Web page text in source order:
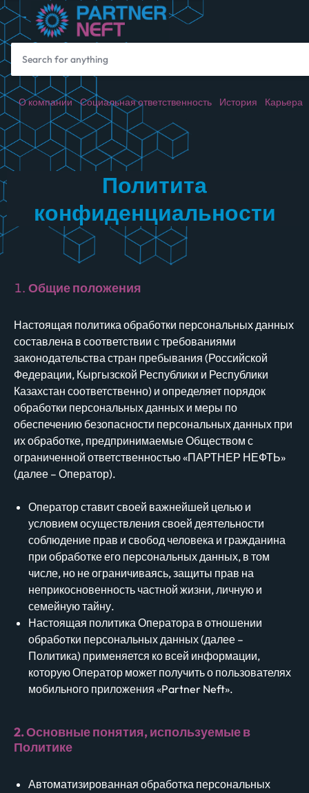
О компании Социальная ответственность История Карьера
Политита
конфиденциальности
Общие положения
Настоящая политика обработки персональных данных
составлена в соответствии с требованиями
законодательства стран пребывания (Российской
Федерации, Кыргызской Республики и Республики
Казахстан соответственно) и определяет порядок
обработки персональных данных и меры по
обеспечению безопасности персональных данных при
их обработке, предпринимаемые Обществом с
ограниченной ответственностью «ПАРТНЕР НЕФТЬ»
(далее – Оператор).
Оператор ставит своей важнейшей целью и
условием осуществления своей деятельности
соблюдение прав и свобод человека и гражданина
при обработке его персональных данных, в том
числе, но не ограничиваясь, защиты прав на
неприкосновенность частной жизни, личную и
семейную тайну.
Настоящая политика Оператора в отношении
обработки персональных данных (далее –
Политика) применяется ко всей информации,
которую Оператор может получить о пользователях
мобильного приложения «Partner Neft».
2. Основные понятия, используемые в
Политике
Автоматизированная обработка персональных